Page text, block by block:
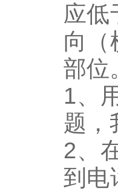
应低
向（
部位
1、
题，
2、
到电